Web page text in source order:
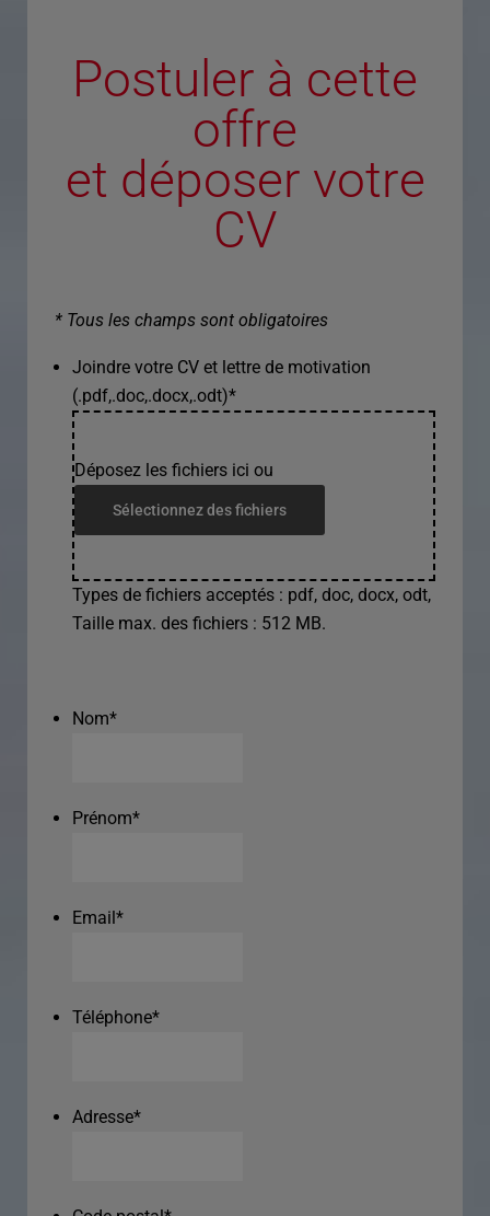
Postuler à cette
offre
et déposer votre
CV
* Tous les champs sont obligatoires
Joindre votre CV et lettre de motivation
(.pdf,.doc,.docx,.odt)*
Déposez les fichiers ici ou
Sélectionnez des fichiers
Types de fichiers acceptés : pdf, doc, docx, odt,
Taille max. des fichiers : 512 MB.
Nom*
Prénom*
Email*
Téléphone*
Adresse*